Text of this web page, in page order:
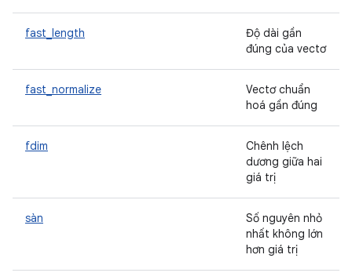
fast_length
Độ dài gần
đúng của vectơ
fast_normalize
Vectơ chuẩn
hoá gần đúng
fdim
Chênh lệch
dương giữa hai
giá trị
sàn
Số nguyên nhỏ
nhất không lớn
hơn giá trị